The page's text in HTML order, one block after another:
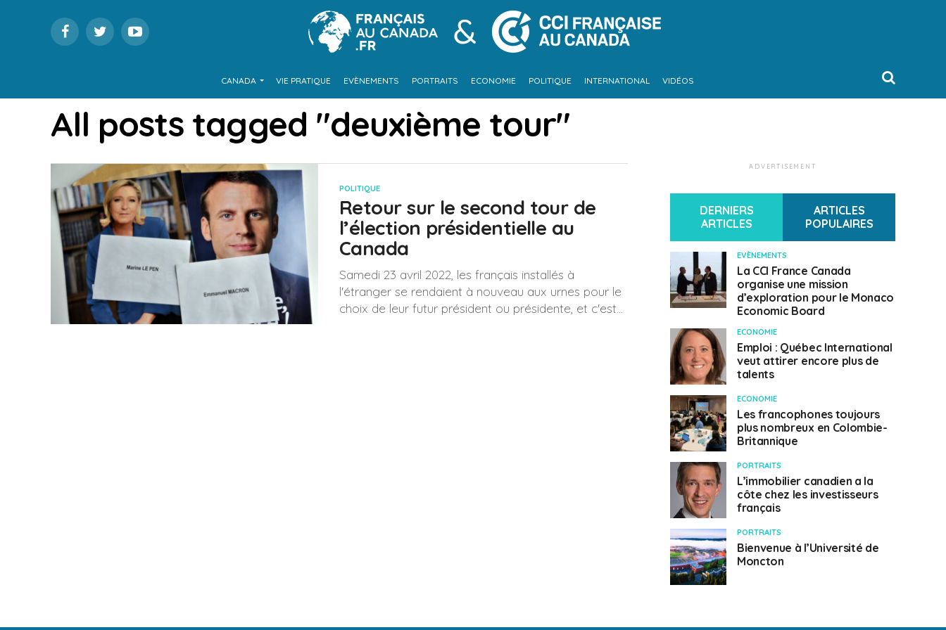
CANADA VIE PRATIQUE EVÈNEMENTS PORTRAITS ECONOMIE POLITIQUE INTERNATIONAL VIDÉOS
All posts tagged "deuxième tour"
POLITIQUE
Retour sur le second tour de
l’élection présidentielle au
Canada
Samedi 23 avril 2022, les français installés à
l'étranger se rendaient à nouveau aux urnes pour le
choix de leur futur président ou présidente, et c'est...
ADVERTISEMENT
DERNIERS
ARTICLES
ARTICLES
POPULAIRES
EVÈNEMENTS
La CCI France Canada
organise une mission
d’exploration pour le Monaco
Economic Board
ECONOMIE
Emploi : Québec International
veut attirer encore plus de
talents
ECONOMIE
Les francophones toujours
plus nombreux en Colombie-
Britannique
PORTRAITS
L’immobilier canadien a la
côte chez les investisseurs
français
PORTRAITS
Bienvenue à l’Université de
Moncton